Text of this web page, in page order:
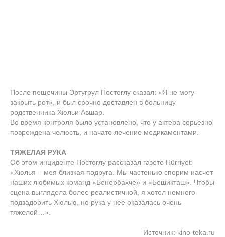
После пощечины Эртугрул Постоглу сказал: «Я не могу
закрыть рот», и был срочно доставлен в больницу
родственника Хюльи Авшар.
Во время контроля было установлено, что у актера серьезно
повреждена челюсть, и начато лечение медикаментами.
ТЯЖЕЛАЯ РУКА
Об этом инциденте Постоглу рассказал газете Hürriyet:
«Хюлья – моя близкая подруга. Мы частенько спорим насчет
наших любимых команд «Бенербахче» и «Бешикташ». Чтобы
сцена выглядела более реалистичной, я хотел немного
подзадорить Хюлью, но рука у нее оказалась очень
тяжелой…».
Источник: kino-teka.ru